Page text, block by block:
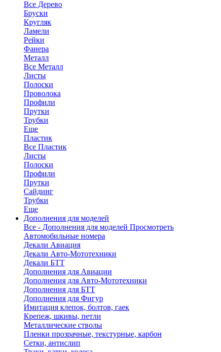
Все Дерево
Бруски
Кругляк
Ламели
Рейки
Фанера
Металл
Все Металл
Листы
Полоски
Проволока
Профили
Прутки
Трубки
Еще
Пластик
Все Пластик
Листы
Полоски
Профили
Прутки
Сайдинг
Трубки
Еще
Дополнения для моделей
Все - Дополнения для моделей Просмотреть
Автомобильные номера
Декали Авиация
Декали Авто-Мототехники
Декали БТТ
Дополнения для Авиации
Дополнения для Авто-Мототехники
Дополнения для БТТ
Дополнения для Фигур
Имитация клепок, болтов, гаек
Крепеж, шкивы, петли
Металлические стволы
Пленки прозрачные, текстурные, карбон
Сетки, антислип